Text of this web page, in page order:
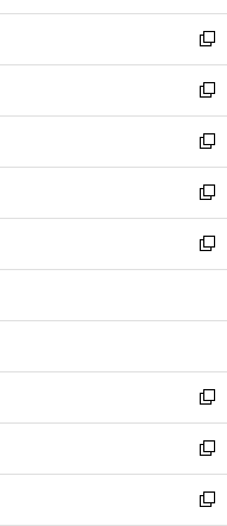
開
く
ウ
で
開
く
ン
ド
ウ
で
開
く
ウ
ィ
ン
ド
ウ
で
開
く
新
し
い
ウ
ィ
ン
ド
ウ
で
開
新
し
い
ウ
ィ
ン
ド
ウ
開
新
し
い
ウ
ィ
ン
ウ
開
く
新
し
い
ウ
ン
ウ
で
開
く
新
し
ウ
ン
ド
ウ
で
開
く
新
し
い
ウ
ィ
新
し
い
新